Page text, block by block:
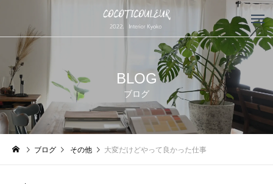
BLOG
ブログ
ブログ その他 大変だけどやって良かった仕事